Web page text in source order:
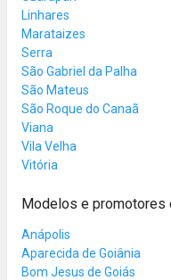
Linhares
Marataizes
Serra
São Gabriel da Palha
São Mateus
São Roque do Canaã
Viana
Vila Velha
Vitória
Modelos e promotores
Anápolis
Aparecida de Goiânia
Bom Jesus de Goiás